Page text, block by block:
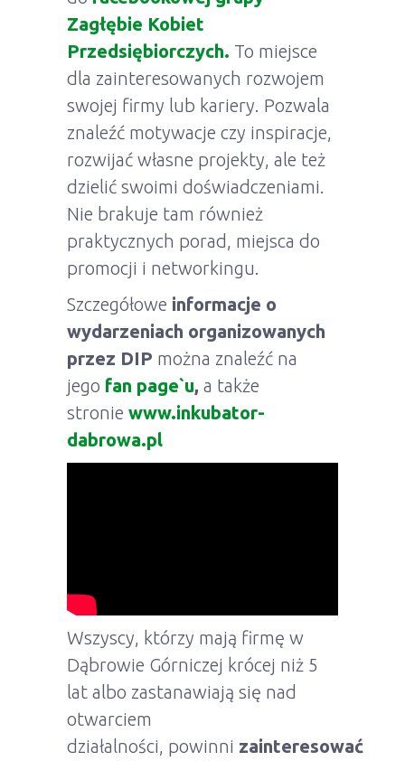
Zagłębie Kobiet
Przedsiębiorczych. To miejsce
dla zainteresowanych rozwojem
swojej firmy lub kariery. Pozwala
znaleźć motywacje czy inspiracje,
rozwijać własne projekty, ale też
dzielić swoimi doświadczeniami.
Nie brakuje tam również
praktycznych porad, miejsca do
promocji i networkingu.
Szczegółowe informacje o
wydarzeniach organizowanych
przez DIP można znaleźć na
jego fan page`u, a także
stronie www.inkubator-
dabrowa.pl
Wszyscy, którzy mają firmę w
Dąbrowie Górniczej krócej niż 5
lat albo zastanawiają się nad
otwarciem
działalności, powinni zainteresować